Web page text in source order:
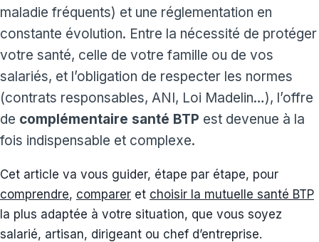
maladie fréquents) et une réglementation en
constante évolution. Entre la nécessité de protéger
votre santé, celle de votre famille ou de vos
salariés, et l’obligation de respecter les normes
(contrats responsables, ANI, Loi Madelin…), l’offre
de complémentaire santé BTP est devenue à la
fois indispensable et complexe.
Cet article va vous guider, étape par étape, pour
comprendre, comparer et choisir la mutuelle santé BTP
la plus adaptée à votre situation, que vous soyez
salarié, artisan, dirigeant ou chef d’entreprise.